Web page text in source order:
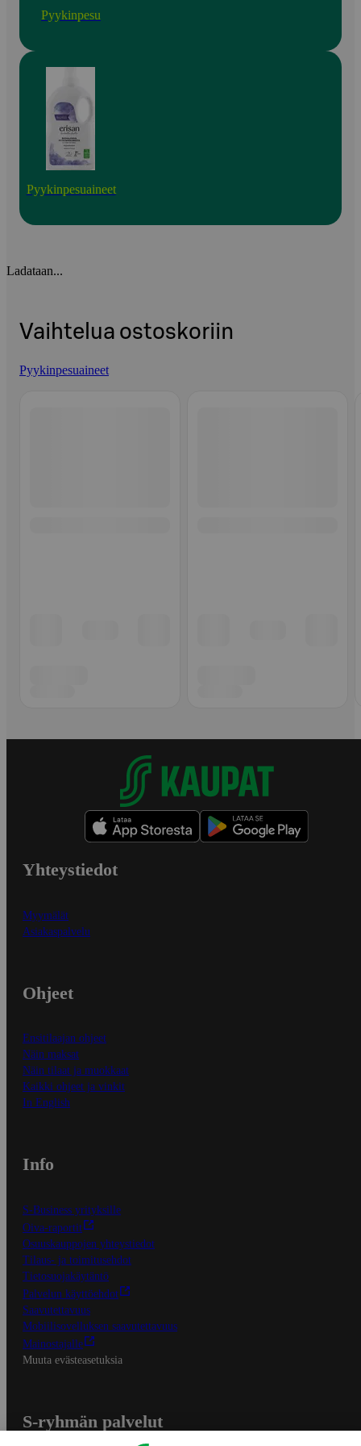
Pyykinpesu
Pyykinpesuaineet
Ladataan...
Vaihtelua ostoskoriin
Pyykinpesuaineet
Yhteystiedot
Myymälät
Asiakaspalvelu
Ohjeet
Ensitilaajan ohjeet
Näin maksat
Näin tilaat ja muokkaat
Kaikki ohjeet ja vinkit
In English
Info
S-Business yrityksille
Oiva-raportit
Osuuskauppojen yhteystiedot
Tilaus- ja toimitusehdot
Tietosuojakäytäntö
Palvelun käyttöehdot
Saavutettavuus
Mobiilisovelluksen saavutettavuus
Mainostajalle
Muuta evästeasetuksia
S-ryhmän palvelut